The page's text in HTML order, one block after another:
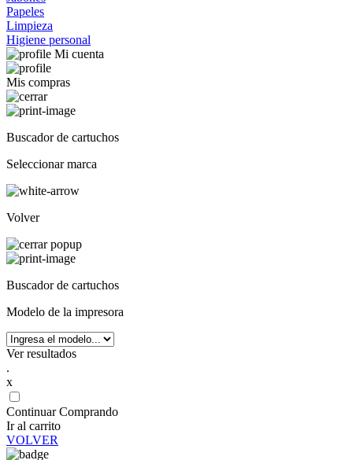
Papeles
Limpieza
Higiene personal
Mi cuenta
Mis compras
Buscador de cartuchos
Seleccionar marca
Volver
Buscador de cartuchos
Modelo de la impresora
Ver resultados
.
x
Continuar Comprando
Ir al carrito
VOLVER